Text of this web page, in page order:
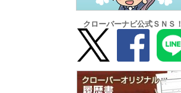
クローバーナビ公式ＳＮＳ！